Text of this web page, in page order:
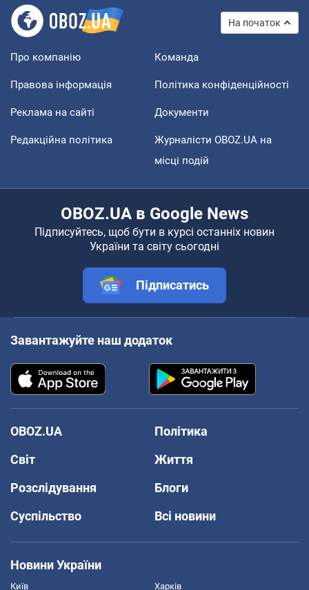
На початок
Про компанію Команда
Правова інформація Політика конфіденційності
Реклама на сайті Документи
Редакційна політика
Журналісти OBOZ.UA на
місці подій
OBOZ.UA в Google News
Підписуйтесь, щоб бути в курсі останніх новин
України та світу сьогодні
Підписатись
Завантажуйте наш додаток
OBOZ.UA
Політика
Світ
Життя
Розслідування
Блоги
Суспільство
Всі новини
Новини України
Київ Харків